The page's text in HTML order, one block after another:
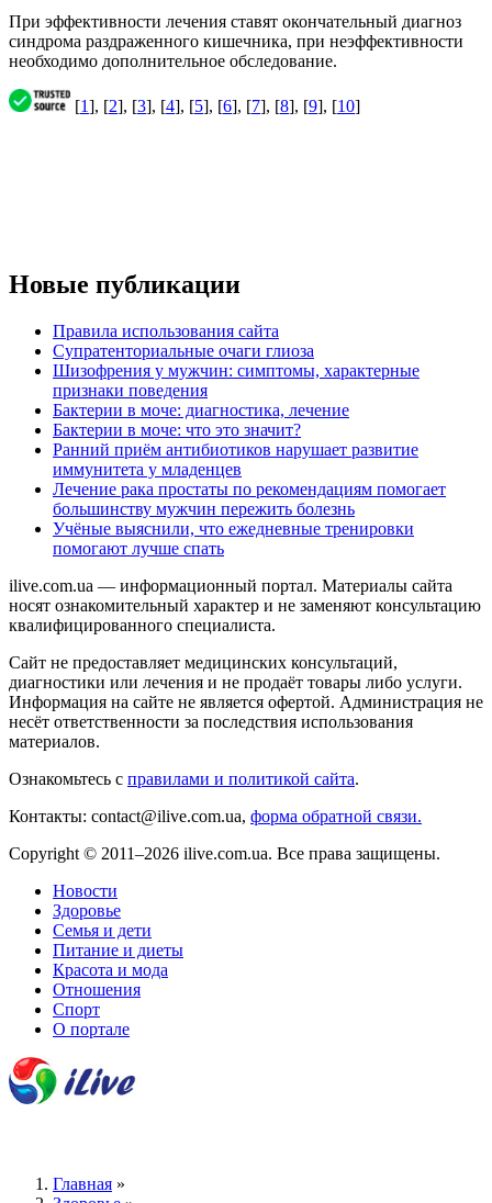
При эффективности лечения ставят окончательный диагноз
синдрома раздраженного кишечника, при неэффективности
необходимо дополнительное обследование.
[1], [2], [3], [4], [5], [6], [7], [8], [9], [10]
Новые публикации
Правила использования сайта
Супратенториальные очаги глиоза
Шизофрения у мужчин: симптомы, характерные
признаки поведения
Бактерии в моче: диагностика, лечение
Бактерии в моче: что это значит?
Ранний приём антибиотиков нарушает развитие
иммунитета у младенцев
Лечение рака простаты по рекомендациям помогает
большинству мужчин пережить болезнь
Учёные выяснили, что ежедневные тренировки
помогают лучше спать
ilive.com.ua — информационный портал. Материалы сайта
носят ознакомительный характер и не заменяют консультацию
квалифицированного специалиста.
Сайт не предоставляет медицинских консультаций,
диагностики или лечения и не продаёт товары либо услуги.
Информация на сайте не является офертой. Администрация не
несёт ответственности за последствия использования
материалов.
Ознакомьтесь с правилами и политикой сайта.
Контакты: contact@ilive.com.ua, форма обратной связи.
Copyright © 2011–2026 ilive.com.ua. Все права защищены.
Новости
Здоровье
Семья и дети
Питание и диеты
Красота и мода
Отношения
Спорт
О портале
Главная »